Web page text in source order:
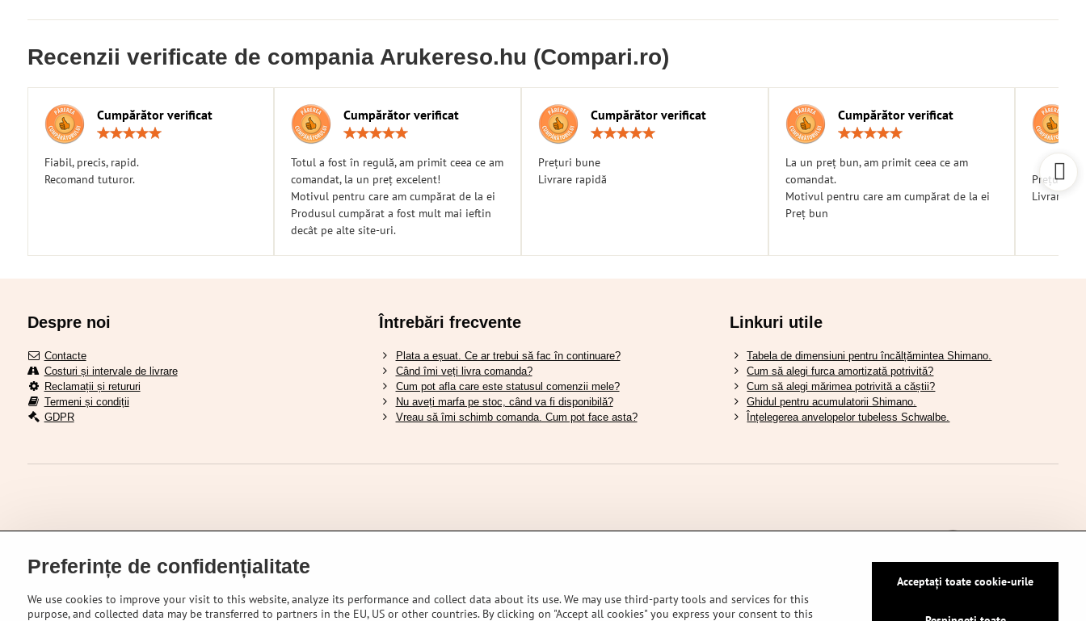
Recenzii verificate de compania Arukereso.hu (Compari.ro)
Cumpărător verificat
Fiabil, precis, rapid.
Recomand tuturor.
Cumpărător verificat
/
5
Totul a fost în regulă, am primit ceea ce am
comandat, la un preț excelent!
Motivul pentru care am cumpărat de la ei
Produsul cumpărat a fost mult mai ieftin
decât pe alte site-uri.
Cumpărător verificat
Prețuri bune
Livrare rapidă
Cumpărător verificat
/
5
La un preț bun, am primit ceea ce am
comandat.
Motivul pentru care am cumpărat de la ei
Preț bun
Prețuri
Livrare
Despre noi
Contacte
Costuri și intervale de livrare
Reclamații și retururi
Termeni și condiții
GDPR
Întrebări frecvente
Plata a eșuat. Ce ar trebui să fac în continuare?
Când îmi veți livra comanda?
Cum pot afla care este statusul comenzii mele?
Nu aveți marfa pe stoc, când va fi disponibilă?
Vreau să îmi schimb comanda. Cum pot face asta?
Linkuri utile
Tabela de dimensiuni pentru încălțămintea Shimano.
Cum să alegi furca amortizată potrivită?
Cum să alegi mărimea potrivită a căștii?
Ghidul pentru acumulatorii Shimano.
Înțelegerea anvelopelor tubeless Schwalbe.
Preferințe de confidențialitate
We use cookies to improve your visit to this website, analyze its performance and collect data about its use. We may use third-party tools and services for this
purpose, and collected data may be transferred to partners in the EU, US or other countries. By clicking on "Accept all cookies" you express your consent to this
Acceptați toate cookie-urile